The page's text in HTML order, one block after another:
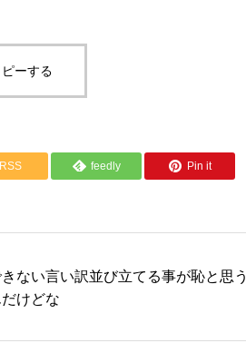
ーする
RSS feedly Pin it
ない言い訳並び立てる事が恥と思う
だけどな